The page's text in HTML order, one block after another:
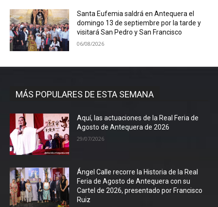
Santa Eufemia saldrá en Antequera el
domingo 13 de septiembre por la tarde y
visitará San Pedro y San Francisco
06/08/2026
MÁS POPULARES DE ESTA SEMANA
Aquí, las actuaciones de la Real Feria de
Agosto de Antequera de 2026
29/07/2026
Ángel Calle recorre la Historia de la Real
Feria de Agosto de Antequera con su
Cartel de 2026, presentado por Francisco
Ruiz